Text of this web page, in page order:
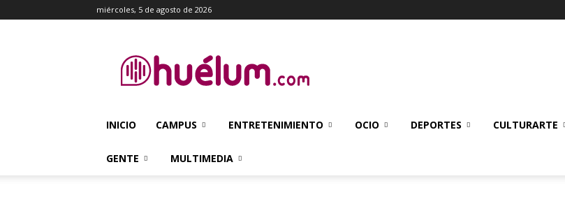
miércoles, 5 de agosto de 2026
INICIO CAMPUS ENTRETENIMIENTO OCIO DEPORTES CULTURARTE
GENTE MULTIMEDIA